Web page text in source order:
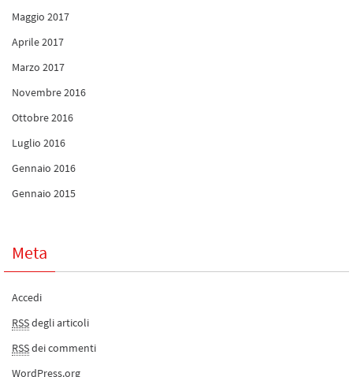
Maggio 2017
Aprile 2017
Marzo 2017
Novembre 2016
Ottobre 2016
Luglio 2016
Gennaio 2016
Gennaio 2015
Meta
Accedi
RSSdegli articoli
RSSdei commenti
WordPress.org